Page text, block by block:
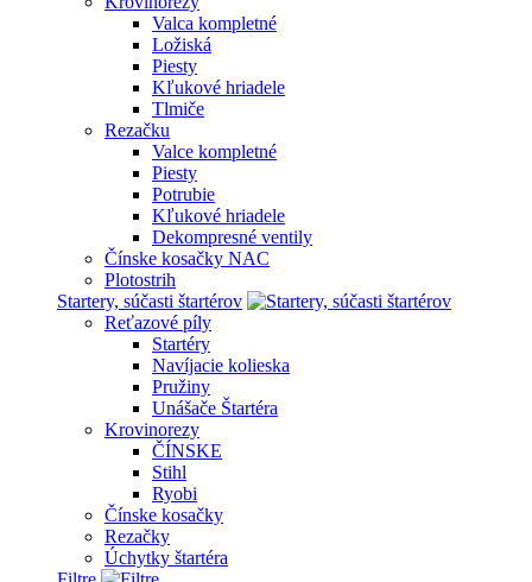
Valca kompletné
Ložiská
Piesty
Kľukové hriadele
Tlmiče
Rezačku
Valce kompletné
Piesty
Potrubie
Kľukové hriadele
Dekompresné ventily
Čínske kosačky NAC
Plotostrih
Startery, súčasti štartérov
Reťazové píly
Startéry
Navíjacie kolieska
Pružiny
Unášače Štartéra
Krovinorezy
ČÍNSKE
Stihl
Ryobi
Čínske kosačky
Rezačky
Úchytky štartéra